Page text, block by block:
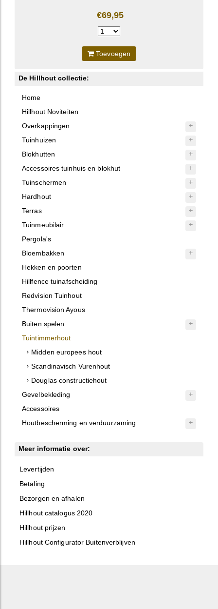
€69,95
Toevoegen
De Hillhout collectie:
Home
Hillhout Noviteiten
Overkappingen
Tuinhuizen
Blokhutten
Accessoires tuinhuis en blokhut
Tuinschermen
Hardhout
Terras
Tuinmeubilair
Pergola's
Bloembakken
Hekken en poorten
Hillfence tuinafscheiding
Redvision Tuinhout
Thermovision Ayous
Buiten spelen
Tuintimmerhout
Midden europees hout
Scandinavisch Vurenhout
Douglas constructiehout
Gevelbekleding
Accessoires
Houtbescherming en verduurzaming
Meer informatie over:
Levertijden
Betaling
Bezorgen en afhalen
Hillhout catalogus 2020
Hillhout prijzen
Hillhout Configurator Buitenverblijven